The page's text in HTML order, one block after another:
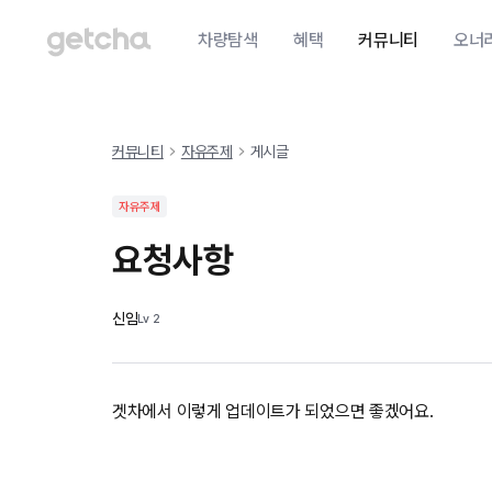
차량탐색 혜택 커뮤니티 오너
커뮤니티 자유주제 게시글
자유주제
요청사항
신임Lv 2
겟차에서 이렇게 업데이트가 되었으면 좋겠어요.